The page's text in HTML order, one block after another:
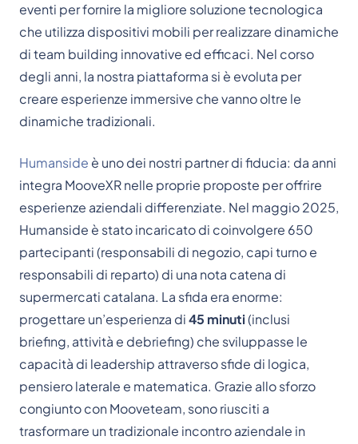
eventi per fornire la migliore soluzione tecnologica
che utilizza dispositivi mobili per realizzare dinamiche
di team building innovative ed efficaci. Nel corso
degli anni, la nostra piattaforma si è evoluta per
creare esperienze immersive che vanno oltre le
dinamiche tradizionali.
Humanside è uno dei nostri partner di fiducia: da anni
integra MooveXR nelle proprie proposte per offrire
esperienze aziendali differenziate. Nel maggio 2025,
Humanside è stato incaricato di coinvolgere 650
partecipanti (responsabili di negozio, capi turno e
responsabili di reparto) di una nota catena di
supermercati catalana. La sfida era enorme:
progettare un’esperienza di45 minuti(inclusi
briefing, attività e debriefing) che sviluppasse le
capacità di leadership attraverso sfide di logica,
pensiero laterale e matematica. Grazie allo sforzo
congiunto con Mooveteam, sono riusciti a
trasformare un tradizionale incontro aziendale in